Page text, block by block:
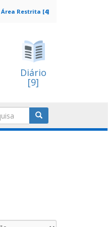
Área Restrita [4]
Diário
[9]